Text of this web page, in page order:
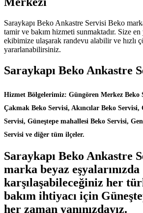
Saraykapı Beko Ankastre Servisi Beko
tamir ve bakım hizmeti sunmaktadır. Size
ekibimize ulaşarak randevu alabilir ve hızlı
yararlanabilirsiniz.
Saraykapı Beko Ankastre
Hizmet Bölgelerimiz: Güngören Merkez Beko
Çakmak Beko Servisi, Akıncılar Beko
Servisi, Güneştepe mahallesi Beko Servisi,
Servisi ve diğer tüm ilçeler.
Saraykapı Beko Ankastre
marka beyaz eşyalarınızda
karşılaşabileceğiniz her
bakım ihtiyacı için
her zaman yanınızdayız.